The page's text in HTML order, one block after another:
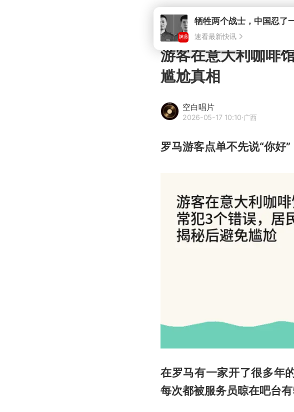
牺牲两个战士，中国忍了
速看最新快讯
游客在意大利咖啡
尴尬真相
空白唱片
2026-05-17 10:10·广西
罗马游客点单不先说“你好
在罗马有一家开了很多年
每次都被服务员晾在吧台有